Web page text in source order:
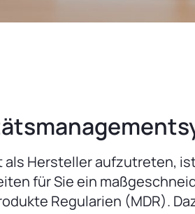
als Hersteller aufzutreten,
für Sie ein
Regularien (MDR).